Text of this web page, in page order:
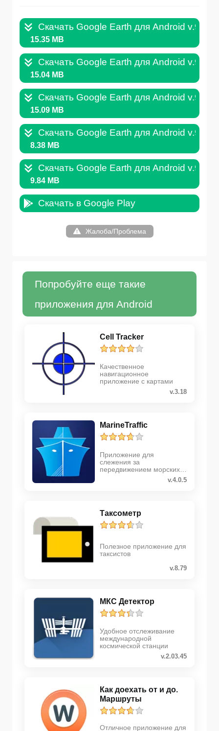
Скачать Google Earth для Android
15.35 MB
Скачать Google Earth для Android
15.04 MB
Скачать Google Earth для Android
15.09 MB
Скачать Google Earth для Android
8.38 MB
Скачать Google Earth для Android
9.84 MB
Скачать в Google Play
Жалоба/Проблема
Попробуйте еще такие
приложения для Android
Cell Tracker
Качественное
навигационное
приложение с картами
v.3.18
MarineTraffic
Приложение для
слежения за
передвижением морских
v.4.0.5
Таксометр
Полезное приложение для
таксистов
v.8.79
МКС Детектор
Удобное отслеживание
международной
космической станции
v.2.03.45
Как доехать от и до.
Маршруты
Отличное приложение для